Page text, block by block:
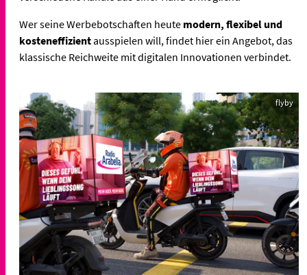
Wer seine Werbebotschaften heute modern, flexibel und
kosteneffizientausspielen will, findet hier ein Angebot, das
klassische Reichweite mit digitalen Innovationen verbindet.
flyby